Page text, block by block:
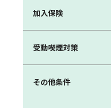
加入保険
受動喫煙対策
その他条件